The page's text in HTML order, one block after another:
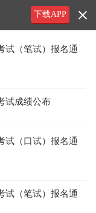
试（笔试）报名通
试成绩公布
试（口试）报名通
试（笔试）报名通
下载APP